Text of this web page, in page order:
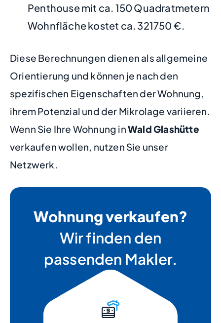
Penthouse mit ca. 150 Quadratmetern
Wohnfläche kostet ca. 321750 €.
Diese Berechnungen dienen als allgemeine
Orientierung und können je nach den
spezifischen Eigenschaften der Wohnung,
ihrem Potenzial und der Mikrolage variieren.
Wenn Sie Ihre Wohnung inWald Glashütte
verkaufen wollen, nutzen Sie unser
Netzwerk.
Wohnung verkaufen?
Wir finden den
passenden Makler.